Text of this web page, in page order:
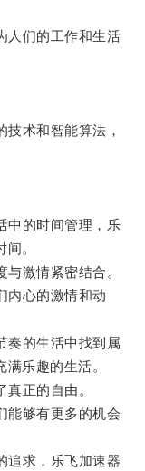
们的工作和生活
术和智能算法，
的时间管理，乐
。
激情紧密结合。
心的激情和动
的生活中找到属
乐趣的生活。
正的自由。
够有更多的机会
求，乐飞加速器